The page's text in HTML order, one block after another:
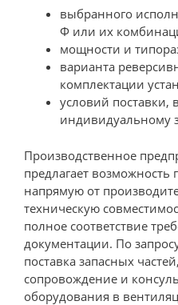
выбранного
Ф или их
мощности и
варианта
комплектации
условий поставки,
индивидуальному
Производственное
предлагает
напрямую от
техническую
полное соответствие
документации. По
поставка запасных
сопровождение и
оборудования в